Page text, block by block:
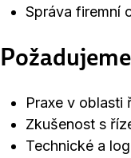
Správa firemní
Požadujeme
Praxe v oblasti
Zkušenost s
Technické a